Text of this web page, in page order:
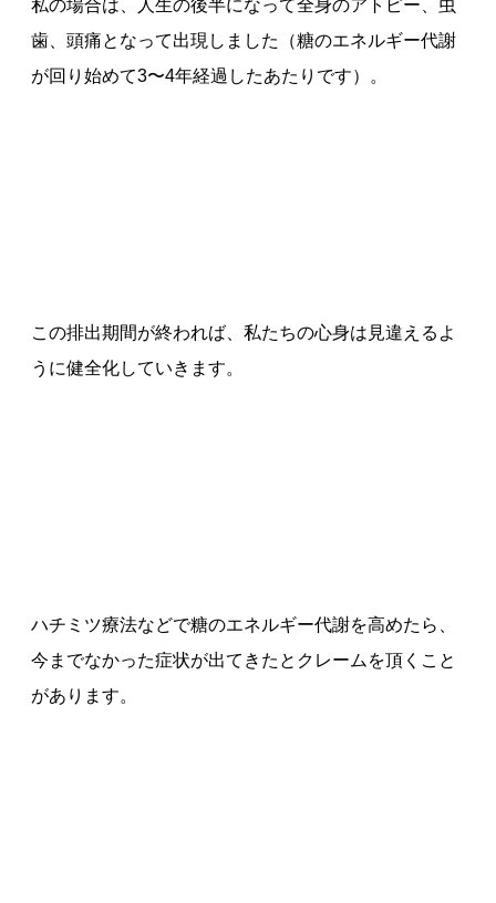
私の場合は、人生の後半になって全身のアトピー、虫
歯、頭痛となって出現しました（糖のエネルギー代謝
が回り始めて3〜4年経過したあたりです）。
この排出期間が終われば、私たちの心身は見違えるよ
うに健全化していきます。
ハチミツ療法などで糖のエネルギー代謝を高めたら、
今までなかった症状が出てきたとクレームを頂くこと
があります。